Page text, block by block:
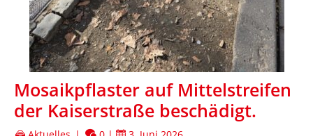
Mosaikpflaster auf Mittelstreifen
der Kaiserstraße beschädigt.